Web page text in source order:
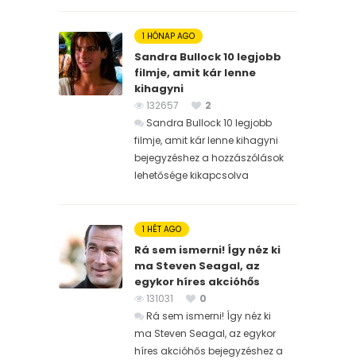
1 HÓNAP AGO
Sandra Bullock 10 legjobb
filmje, amit kár lenne
kihagyni
132657
2
Sandra Bullock 10 legjobb
filmje, amit kár lenne kihagyni
bejegyzéshez a hozzászólások
lehetősége kikapcsolva
1 HÉT AGO
Rá sem ismerni! Így néz ki
ma Steven Seagal, az
egykor híres akcióhős
131031
0
Rá sem ismerni! Így néz ki
ma Steven Seagal, az egykor
híres akcióhős bejegyzéshez a